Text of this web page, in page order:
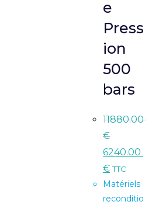
e
Press
ion
500
bars
11880.00
€
6240.00
€ TTC
Matériels
reconditio